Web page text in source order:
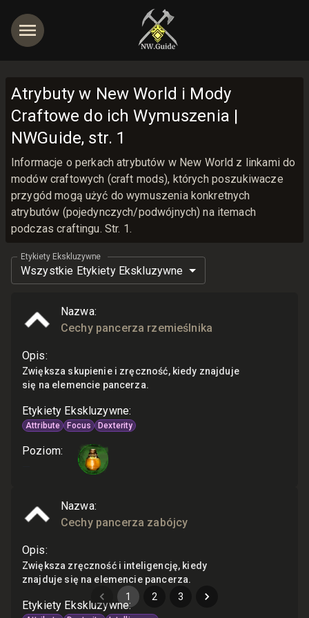
Atrybuty w New World i Mody
Craftowe do ich Wymuszenia |
NWGuide, str. 1
Informacje o perkach atrybutów w New World z linkami do
modów craftowych (craft mods), których poszukiwacze
przygód mogą użyć do wymuszenia konkretnych
atrybutów (pojedynczych/podwójnych) na itemach
podczas craftingu. Str. 1.
Etykiety Ekskluzywne
Wszystkie Etykiety Ekskluzywne
Nazwa:
Cechy pancerza rzemieślnika
Opis:
Zwiększa skupienie i zręczność, kiedy znajduje
się na elemencie pancerza.
Etykiety Ekskluzywne:
Attribute Focus Dexterity
Poziom:
Nazwa:
Cechy pancerza zabójcy
Opis:
Zwiększa zręczność i inteligencję, kiedy
znajduje się na elemencie pancerza.
Etykiety Ekskluzywne:
1 2 3